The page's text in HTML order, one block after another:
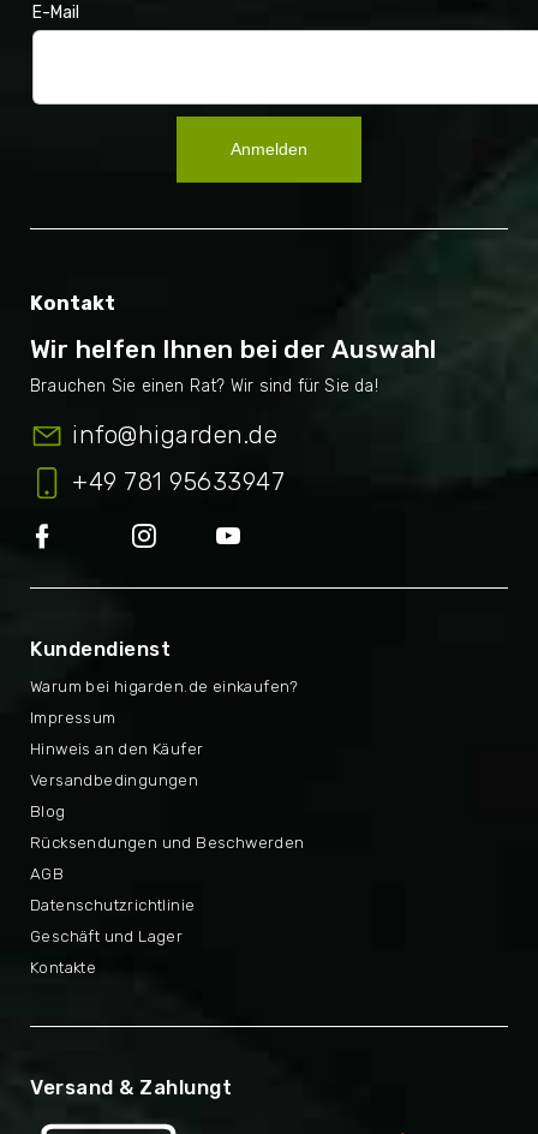
E-Mail
Anmelden
Kontakt
Wir helfen Ihnen bei der Auswahl
info@higarden.de
+49 781 95633947
Kundendienst
Warum bei higarden.de einkaufen?
Rücksendungen und Beschwerden
Impressum
AGB
Hinweis an den Käufer
Datenschutzrichtlinie
Versandbedingungen
Geschäft und Lager
Blog
Kontakte
Versand & Zahlungt